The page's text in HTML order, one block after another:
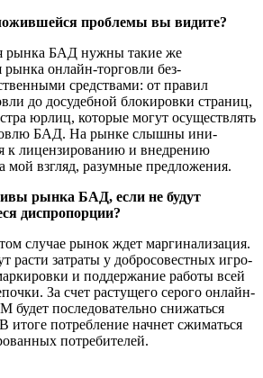
проблемы вы видите?
рынка БАД нужны такие же
рынка онлайн-торговли без­
средствами: от правил
до досудебной блоки­ровки страниц,
юрлиц, которые могут осуществлять
БАД. На рынке слышны ини­
к лицензи­рованию и внедрению
мой взгляд, разумные предложения.
рынка БАД, если не будут
диспропорции?
слу­чае рынок ждет маргинализация.
расти затраты у добросовестных игро­
и поддержание работы всей
За счет расту­щего серого онлайн-
последовательно снижаться
итоге потребление начнет сжи­маться
потребителей.